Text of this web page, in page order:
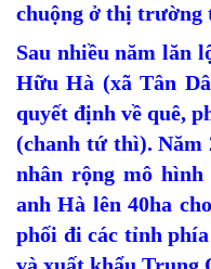
chuộng ở thị trường
Sau nhiều năm lăn
Hữu Hà (xã Tân
quyết định về quê,
(chanh tứ thì). Năm
nhân rộng mô
anh Hà lên 40ha
phối đi các tỉnh